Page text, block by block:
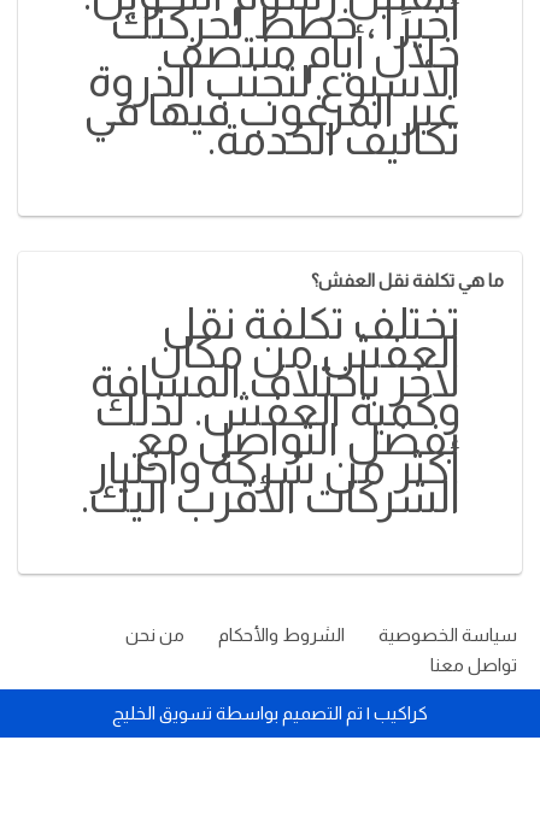
أخيرًا ، خطط لحركتك
خلال أيام منتصف
الأسبوع لتجنب الذروة
غير المرغوب فيها في
تكاليف الخدمة.
ما هي تكلفة نقل العفش؟
تختلف تكلفة نقل
العفش من مكان
لآخر باختلاف المسافة
وكمية العفش. لذلك
يفضل التواصل مع
أكثر من شركة واختيار
الشركات الأقرب اليك.
سياسة الخصوصية الشروط والأحكام
من نحن
تواصل معنا
كراكيب | تم التصميم بواسطة تسويق الخليج